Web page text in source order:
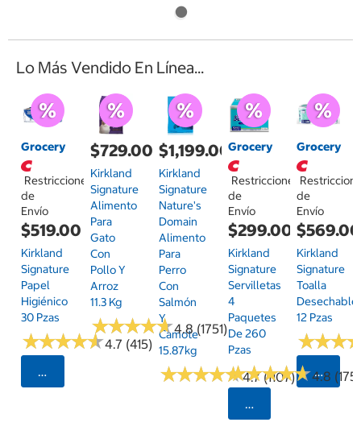
Lo Más Vendido En Línea...
Grocery
Restricciones
de
Envío
$519.00
Kirkland
Signature
Papel
Higiénico
30 Pzas
★★★★★
★★★★★4.7 (415)
Seleccionar Código Postal
$729.00
Kirkland
Signature
Alimento
Para
Gato
Con
Pollo Y
Arroz
11.3 Kg
★★★★★
★★★★★4.8 (1751)
$1,199.00
Kirkland
Signature
Nature's
Domain
Alimento
Para
Perro
Con
Salmón
Y
Camote
15.87kg
★★★★★
★★★★★4.7 (1107)
Grocery
Restricciones
de
Envío
$299.00
Kirkland
Signature
Servilletas
4
Paquetes
De 260
Pzas
★★★★★
★★★★★4.8 (175)
Seleccionar
Grocery
de
Envío
$569.00
Kirkland
Signature
Toalla
Desechable
12 Pzas
★★★
★★★